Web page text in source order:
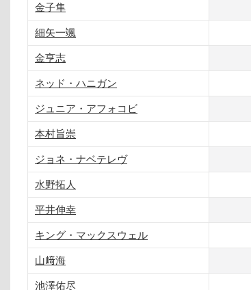
金子隼
細矢一颯
金亨志
ネッド・ハニガン
ジュニア・アフォコビ
本村旨崇
ジョネ・ナベテレヴ
水野拓人
平井伸幸
キング・マックスウェル
山﨑海
池澤佑尽